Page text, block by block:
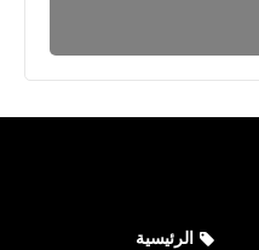
الرئيسية